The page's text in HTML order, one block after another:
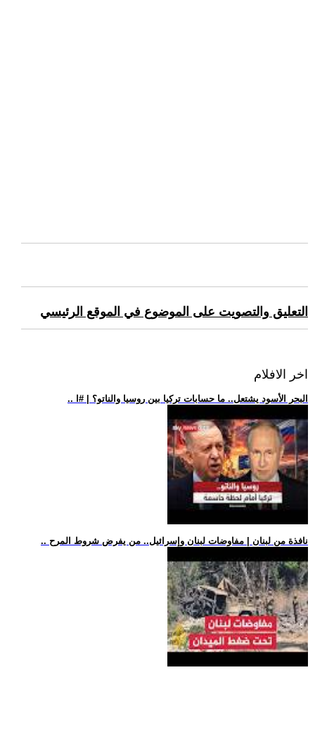
التعليق والتصويت على الموضوع في الموقع الرئيسي
اخر الافلام
.. البحر الأسود يشتعل.. ما حسابات تركيا بين روسيا والناتو؟ | #ا
.. نافذة من لبنان | مفاوضات لبنان وإسرائيل.. من يفرض شروط المرح